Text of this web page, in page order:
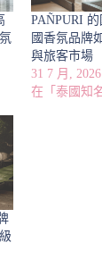
PAÑPURI
國香氛品牌
與旅客市場
31 7 月, 2026
在「泰國知